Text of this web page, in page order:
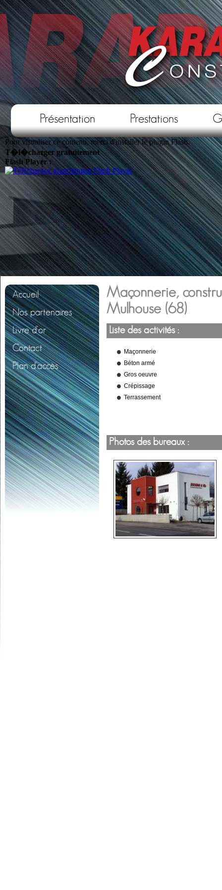
Présentation Prestations
Pour visualiser ce contenu, merci d'installer le plugin Flash.
T�l�charger gratuitement
Flash Player :
Accueil
Nos partenaires
Livre d'or
Contact
Plan d'accès
Maçonnerie,
Mulhouse (68)
Liste des activités :
Maçonnerie
Béton armé
Gros oeuvre
Crépissage
Terrassement
Photos des bureaux :